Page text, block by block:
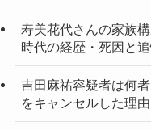
寿美花代さんの家族
時代の経歴・死因と
吉田麻祐容疑者は何
をキャンセルした理